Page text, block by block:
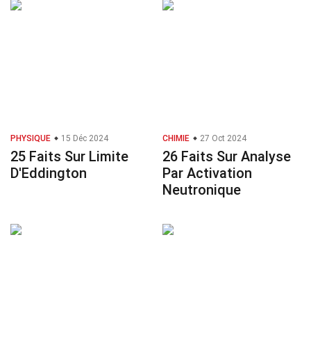
PHYSIQUE 15 Déc 2024
25 Faits Sur Limite
D'Eddington
CHIMIE 27 Oct 2024
26 Faits Sur Analyse
Par Activation
Neutronique